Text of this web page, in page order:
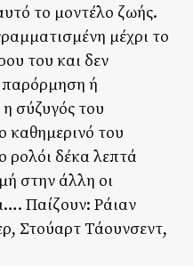
το μοντέλο ζωής.
μέχρι το
του και δεν
παρόρμηση ή
σύζυγός του
καθημερινό του
ρολόι δέκα λεπτά
στην άλλη οι
Παίζουν: Ράιαν
Στούαρτ Τάουνσεντ,